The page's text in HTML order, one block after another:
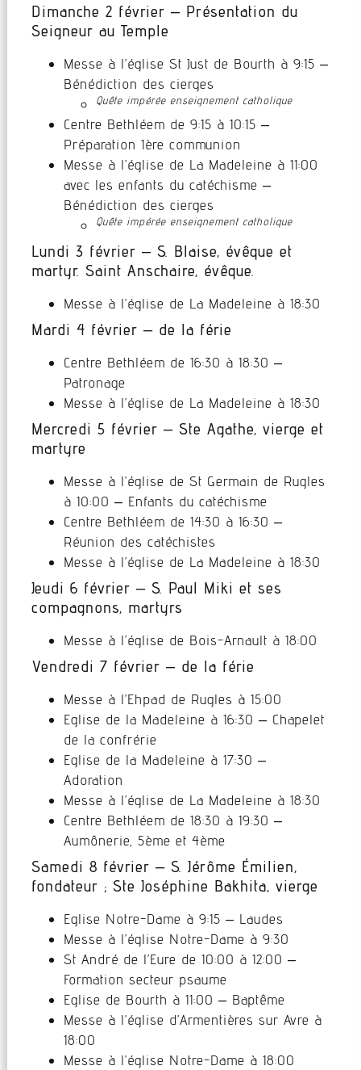
Dimanche 2 février – Présentation du
Seigneur au Temple
Messe à l’église St Just de Bourth à 9:15 –
Bénédiction des cierges
Quête impérée enseignement catholique
Centre Bethléem de 9:15 à 10:15 –
Préparation 1ère communion
Messe à l’église de La Madeleine à 11:00
avec les enfants du catéchisme –
Bénédiction des cierges
Quête impérée enseignement catholique
Lundi 3 février – S. Blaise, évêque et
martyr. Saint Anschaire, évêque.
Messe à l’église de La Madeleine à 18:30
Mardi 4 février – de la férie
Centre Bethléem de 16:30 à 18:30 –
Patronage
Messe à l’église de La Madeleine à 18:30
Mercredi 5 février – Ste Agathe, vierge et
martyre
Messe à l’église de St Germain de Rugles
à 10:00 – Enfants du catéchisme
Centre Bethléem de 14:30 à 16:30 –
Réunion des catéchistes
Messe à l’église de La Madeleine à 18:30
Jeudi 6 février – S. Paul Miki et ses
compagnons, martyrs
Messe à l’église de Bois-Arnault à 18:00
Vendredi 7 février – de la férie
Messe à l’Ehpad de Rugles à 15:00
Eglise de la Madeleine à 16:30 – Chapelet
de la confrérie
Eglise de la Madeleine à 17:30 –
Adoration
Messe à l’église de La Madeleine à 18:30
Centre Bethléem de 18:30 à 19:30 –
Aumônerie, 5ème et 4ème
Samedi 8 février – S. Jérôme Émilien,
fondateur ; Ste Joséphine Bakhita, vierge
Eglise Notre-Dame à 9:15 – Laudes
Messe à l’église Notre-Dame à 9:30
St André de l’Eure de 10:00 à 12:00 –
Formation secteur psaume
Eglise de Bourth à 11:00 – Baptême
Messe à l’église d’Armentières sur Avre à
18:00
Messe à l’église Notre-Dame à 18:00